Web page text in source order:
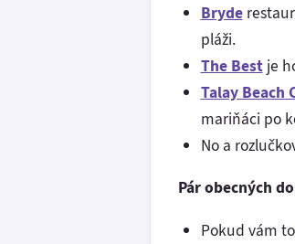
Bryde
pláži.
The Bestje
Talay Beach
mariňáci po
No a
Pár obecných
Pokud vám